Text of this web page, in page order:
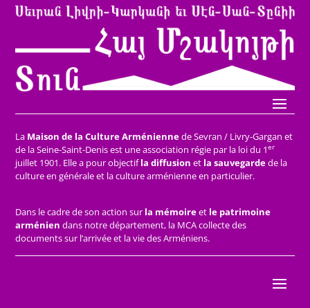
La Maison de la Culture Arméniennede Sevran / Livry-Gargan et
de la Seine-Saint-Denis est une association régie par la loi du 1er
juillet 1901. Elle a pour objectifla diffusion et la sauvegardede la
culture en générale et la culture arménienne en particulier.
Dans le cadre de son action sur la mémoireet le patrimoine
arménien dans notre département, la MCA collecte des
documents sur l’arrivée et la vie des Arméniens.